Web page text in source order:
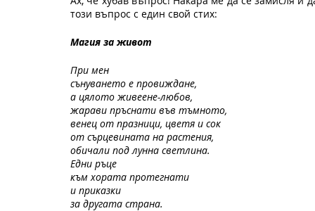
този въпрос с един свой стих:
Магия за живот
При мен
сънуването е провиждане,
а цялото живеене-любов,
жарави пръснати във тъмното,
венец от празници, цветя и сок
от сърцевината на растения,
обичали под лунна светлина.
Едни ръце
към хората протегнати
и приказки
за другата страна.